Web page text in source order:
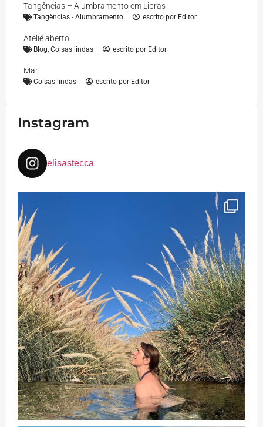
Tangências – Alumbramento em Libras
Tangências - Alumbramento escrito por Editor
Ateliê aberto!
Blog Coisas lindas escrito por Editor
Mar
Coisas lindas escrito por Editor
Instagram
elisastecca